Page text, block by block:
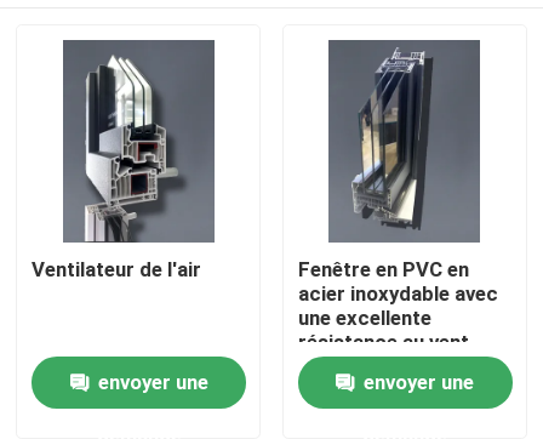
Ventilateur de l'air
envoyer une
Fenêtre en PVC en
acier inoxydable avec
une excellente
résistance au vent
envoyer une